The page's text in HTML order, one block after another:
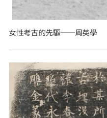
女性考古的先驅──周英學